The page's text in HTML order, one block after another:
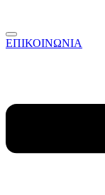
ΕΠΙΚΟΙΝΩΝΙΑ